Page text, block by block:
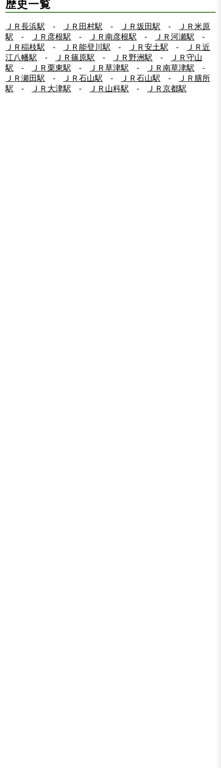
歴史一覧
ＪＲ長浜駅 - ＪＲ田村駅 - ＪＲ坂田駅 -
ＪＲ米原
駅 - ＪＲ彦根駅 - ＪＲ南彦根駅 - ＪＲ河瀬駅 -
ＪＲ稲枝駅 - ＪＲ能登川駅 - ＪＲ安土駅 -
ＪＲ近
江八幡駅 - ＪＲ篠原駅 - ＪＲ野洲駅 -
ＪＲ守山
駅 - ＪＲ栗東駅 - ＪＲ草津駅 - ＪＲ南草津駅 -
ＪＲ瀬田駅 - ＪＲ石山駅 - ＪＲ石山駅 -
ＪＲ膳所
駅 - ＪＲ大津駅 - ＪＲ山科駅 - ＪＲ京都駅